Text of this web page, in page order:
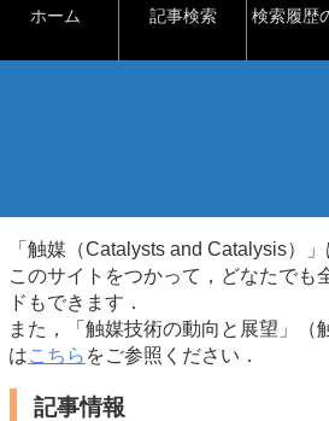
ホーム 記事検索 検索履歴
「触媒（Catalysts and Catalysis）
このサイトをつかって，どなたでも
ドもできます．
また，「触媒技術の動向と展望」（
はこちら をご参照ください．
記事情報